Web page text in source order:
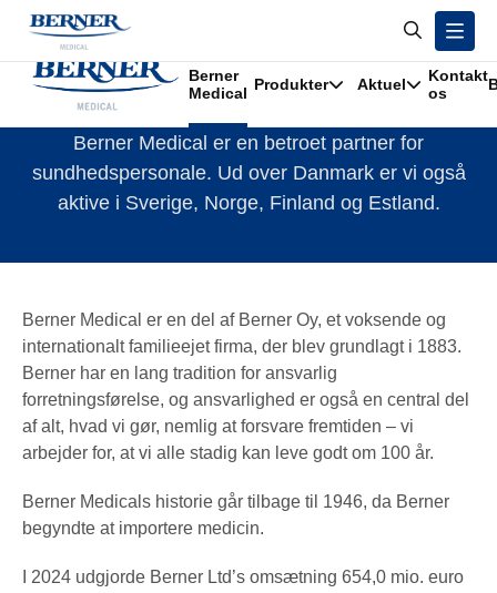
Berner
Medical Produkter Aktuel
Kontakt
os
/Om os
Berner Medical
Berner Medical er en betroet partner for
sundhedspersonale. Ud over Danmark er vi også
aktive i Sverige, Norge, Finland og Estland.
Berner Medical er en del af Berner Oy, et voksende og
internationalt familieejet firma, der blev grundlagt i 1883.
Berner har en lang tradition for ansvarlig
forretningsførelse, og ansvarlighed er også en central del
af alt, hvad vi gør, nemlig at forsvare fremtiden – vi
arbejder for, at vi alle stadig kan leve godt om 100 år.
Berner Medicals historie går tilbage til 1946, da Berner
begyndte at importere medicin.
I 2024 udgjorde Berner Ltd’s omsætning 654,0 mio. euro